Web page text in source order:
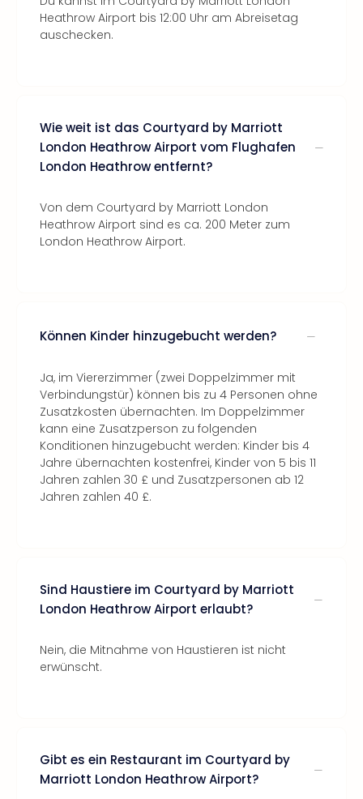
Heathrow Airport bis 12:00 Uhr am Abreisetag
auschecken.
Wie weit ist das Courtyard by Marriott
London Heathrow Airport vom Flughafen
London Heathrow entfernt?
Von dem Courtyard by Marriott London
Heathrow Airport sind es ca. 200 Meter zum
London Heathrow Airport.
Können Kinder hinzugebucht werden?
Ja, im Viererzimmer (zwei Doppelzimmer mit
Verbindungstür) können bis zu 4 Personen ohne
Zusatzkosten übernachten. Im Doppelzimmer
kann eine Zusatzperson zu folgenden
Konditionen hinzugebucht werden: Kinder bis 4
Jahre übernachten kostenfrei, Kinder von 5 bis 11
Jahren zahlen 30 £ und Zusatzpersonen ab 12
Jahren zahlen 40 £.
Sind Haustiere im Courtyard by Marriott
London Heathrow Airport erlaubt?
Nein, die Mitnahme von Haustieren ist nicht
erwünscht.
Gibt es ein Restaurant im Courtyard by
Marriott London Heathrow Airport?